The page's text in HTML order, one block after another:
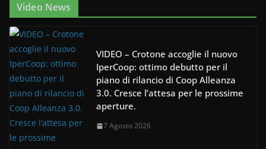
Video News
VIDEO – Crotone accoglie il nuovo
IperCoop: ottimo debutto per il
piano di rilancio di Coop Alleanza
3.0. Cresce l’attesa per le prossime
aperture.
7 Agosto 2026